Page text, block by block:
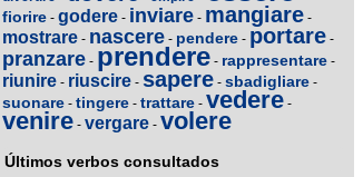
fiorire - godere - inviare - mangiare -
mostrare - nascere - pendere - portare -
pranzare - prendere - rappresentare -
riunire - riuscire - sapere - sbadigliare -
suonare - tingere - trattare - vedere -
venire - vergare - volere
Últimos verbos consultados